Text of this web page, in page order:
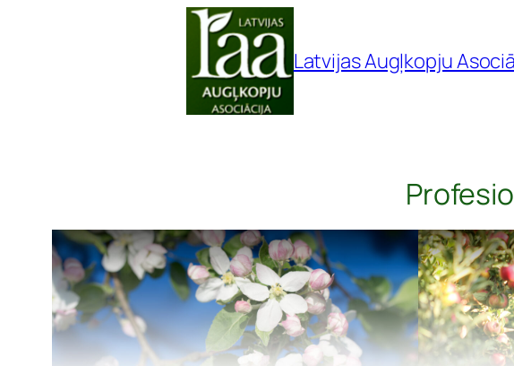
Latvijas Augļkopju